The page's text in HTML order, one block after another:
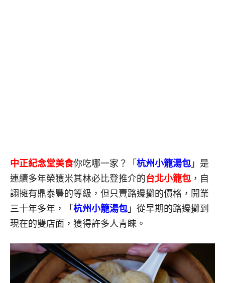
中正紀念堂美食你吃哪一家？「 杭州小籠湯包 」是
連續多年榮獲米其林必比登推介的台北小籠包 ，自
詡擁有鼎泰豐的等級，但只賣路邊攤的價格，開業
三十年多年，「 杭州小籠湯包 」從早期的路邊攤到
現在的雙店面，獲得許多人青睞。